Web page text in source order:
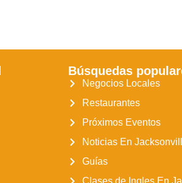
Búsquedas
Negocios Locales
Restaurantes
Próximos Eventos
Noticias En
Guías
Clases de Ingles En